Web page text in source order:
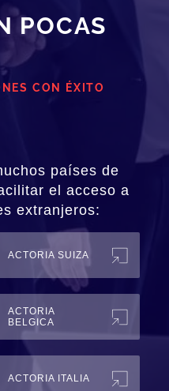
POCAS
CON ÉXITO
países de
el acceso a
extranjeros:
ACTORIA SUIZA
ACTORIA
BELGICA
ACTORIA ITALIA